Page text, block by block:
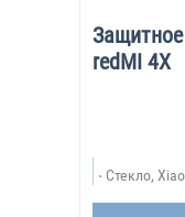
redMI 4X
Стекло,